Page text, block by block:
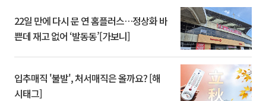
22일 만에 다시 문 연 홈플러스…정상화 바
쁜데 재고 없어 ‘발동동’[가보니]
입추매직 '불발', 처서매직은 올까요? [해
시태그]